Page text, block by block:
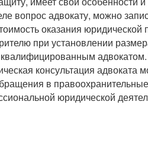
вопрос адвокату, можно
оказания
при установлении
консультация адвоката
в
юридической